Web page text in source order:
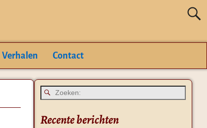
Verhalen Contact
Recente berichten